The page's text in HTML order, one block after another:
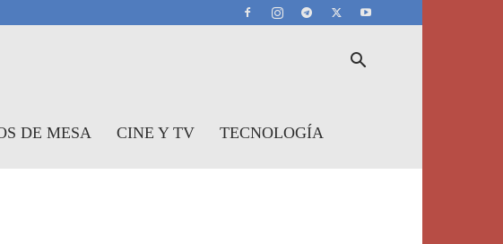
DE MESA CINE Y TV TECNOLOGÍA